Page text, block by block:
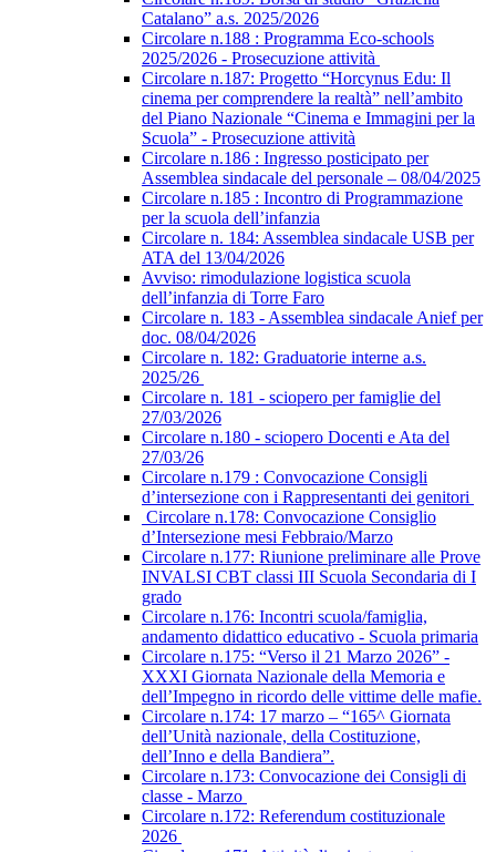
Catalano” a.s. 2025/2026
Circolare n.188 : Programma Eco-schools
2025/2026 - Prosecuzione attività
Circolare n.187: Progetto “Horcynus Edu: Il
cinema per comprendere la realtà” nell’ambito
del Piano Nazionale “Cinema e Immagini per la
Scuola” - Prosecuzione attività
Circolare n.186 : Ingresso posticipato per
Assemblea sindacale del personale – 08/04/2025
Circolare n.185 : Incontro di Programmazione
per la scuola dell’infanzia
Circolare n. 184: Assemblea sindacale USB per
ATA del 13/04/2026
Avviso: rimodulazione logistica scuola
dell’infanzia di Torre Faro
Circolare n. 183 - Assemblea sindacale Anief per
doc. 08/04/2026
Circolare n. 182: Graduatorie interne a.s.
2025/26
Circolare n. 181 - sciopero per famiglie del
27/03/2026
Circolare n.180 - sciopero Docenti e Ata del
27/03/26
Circolare n.179 : Convocazione Consigli
d’intersezione con i Rappresentanti dei genitori
Circolare n.178: Convocazione Consiglio
d’Intersezione mesi Febbraio/Marzo
Circolare n.177: Riunione preliminare alle Prove
INVALSI CBT classi III Scuola Secondaria di I
grado
Circolare n.176: Incontri scuola/famiglia,
andamento didattico educativo - Scuola primaria
Circolare n.175: “Verso il 21 Marzo 2026” -
XXXI Giornata Nazionale della Memoria e
dell’Impegno in ricordo delle vittime delle mafie.
Circolare n.174: 17 marzo – “165^ Giornata
dell’Unità nazionale, della Costituzione,
dell’Inno e della Bandiera”.
Circolare n.173: Convocazione dei Consigli di
classe - Marzo
Circolare n.172: Referendum costituzionale
2026